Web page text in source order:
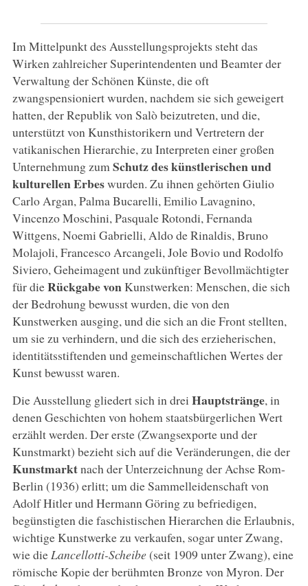
Im Mittelpunkt des Ausstellungsprojekts steht das
Wirken zahlreicher Superintendenten und Beamter der
Verwaltung der Schönen Künste, die oft
zwangspensioniert wurden, nachdem sie sich geweigert
hatten, der Republik von Salò beizutreten, und die,
unterstützt von Kunsthistorikern und Vertretern der
vatikanischen Hierarchie, zu Interpreten einer großen
Unternehmung zum Schutz des künstlerischen und
kulturellen Erbeswurden. Zu ihnen gehörten Giulio
Carlo Argan, Palma Bucarelli, Emilio Lavagnino,
Vincenzo Moschini, Pasquale Rotondi, Fernanda
Wittgens, Noemi Gabrielli, Aldo de Rinaldis, Bruno
Molajoli, Francesco Arcangeli, Jole Bovio und Rodolfo
Siviero, Geheimagent und zukünftiger Bevollmächtigter
für dieRückgabe vonKunstwerken: Menschen, die sich
der Bedrohung bewusst wurden, die von den
Kunstwerken ausging, und die sich an die Front stellten,
um sie zu verhindern, und die sich des erzieherischen,
identitätsstiftenden und gemeinschaftlichen Wertes der
Kunst bewusst waren.
Die Ausstellung gliedert sich in drei Hauptstränge, in
denen Geschichten von hohem staatsbürgerlichen Wert
erzählt werden. Der erste (Zwangsexporte und der
Kunstmarkt) bezieht sich auf die Veränderungen, die der
Kunstmarktnach der Unterzeichnung der Achse Rom-
Berlin (1936) erlitt; um die Sammelleidenschaft von
Adolf Hitler und Hermann Göring zu befriedigen,
begünstigten die faschistischen Hierarchen die Erlaubnis,
wichtige Kunstwerke zu verkaufen, sogar unter Zwang,
wie die Lancellotti-Scheibe(seit 1909 unter Zwang), eine
römische Kopie der berühmten Bronze von Myron. Der